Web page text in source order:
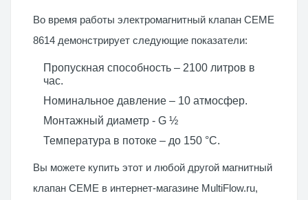
Во время работы электромагнитный клапан CEME
8614 демонстрирует следующие показатели:
Пропускная способность – 2100 литров в
час.
Номинальное давление – 10 атмосфер.
Монтажный диаметр - G ½
Температура в потоке – до 150 °C.
Вы можете купить этот и любой другой магнитный
клапан CEME в интернет-магазине MultiFlow.ru,